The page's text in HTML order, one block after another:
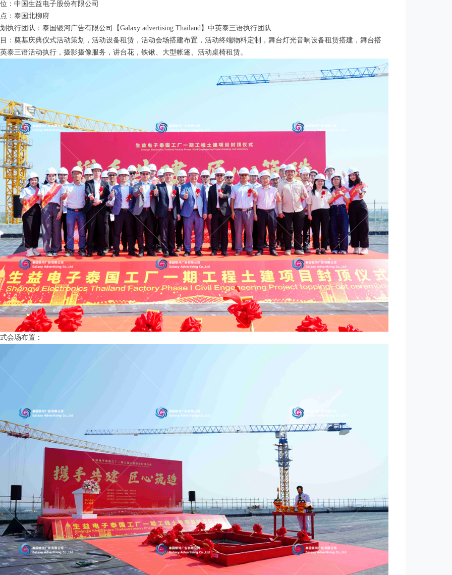
：中国生益电子股份有限公司
：泰国北柳府
执行团队：泰国银河广告有限公司【Galaxy advertising Thailand】中英泰三语执行团队
：奠基庆典仪式活动策划，活动设备租赁，活动会场搭建布置，活动终端物料定制，舞台灯光音响设备租赁搭建，舞台搭
泰三语活动执行，摄影摄像服务，讲台花，铁锹、大型帐篷、活动桌椅租赁。
会场布置：